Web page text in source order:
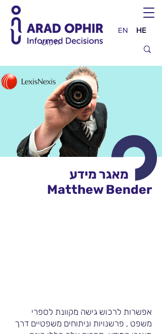
EN HE
מאגר מידע
Matthew Bender
אפשרות לרכוש גישה מקוונת לספרי
משפט , פרשנויות וניתוחים משפטיים דרך